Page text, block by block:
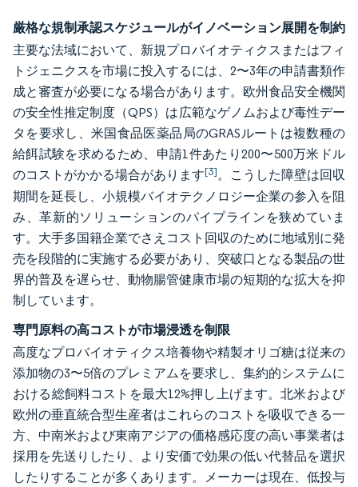
厳格な規制承認スケジュールがイノベーション展開を制約
主要な法域において、新規プロバイオティクスまたはフィ
トジェニクスを市場に投入するには、2〜3年の申請書類作
成と審査が必要になる場合があります。欧州食品安全機関
の安全性推定制度（QPS）は広範なゲノムおよび毒性デー
タを要求し、米国食品医薬品局のGRASルートは複数種の
給餌試験を求めるため、申請1件あたり200〜500万米ドル
のコストがかかる場合があります[3]。こうした障壁は回収
期間を延長し、小規模バイオテクノロジー企業の参入を阻
み、革新的ソリューションのパイプラインを狭めていま
す。大手多国籍企業でさえコスト回収のために地域別に発
売を段階的に実施する必要があり、突破口となる製品の世
界的普及を遅らせ、動物腸管健康市場の短期的な拡大を抑
制しています。
専門原料の高コストが市場浸透を制限
高度なプロバイオティクス培養物や精製オリゴ糖は従来の
添加物の3〜5倍のプレミアムを要求し、集約的システムに
おける総飼料コストを最大12%押し上げます。北米および
欧州の垂直統合型生産者はこれらのコストを吸収できる一
方、中南米および東南アジアの価格感応度の高い事業者は
採用を先送りしたり、より安価で効果の低い代替品を選択
したりすることが多くあります。メーカーは現在、低投与